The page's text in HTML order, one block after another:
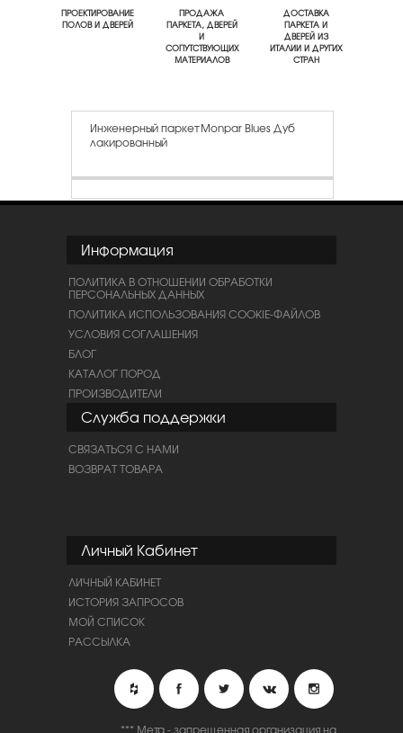
ПРОЕКТИРОВАНИЕ
ПОЛОВ И ДВЕРЕЙ
ПРОДАЖА
ПАРКЕТА, ДВЕРЕЙ
И
СОПУТСТВУЮЩИХ
МАТЕРИАЛОВ
ДОСТАВКА
ПАРКЕТА И
ДВЕРЕЙ ИЗ
ИТАЛИИ И ДРУГИХ
СТРАН
Инженерный паркет Monpar Blues Дуб
лакированный
Информация
ПОЛИТИКА В ОТНОШЕНИИ ОБРАБОТКИ
ПЕРСОНАЛЬНЫХ ДАННЫХ
ПОЛИТИКА ИСПОЛЬЗОВАНИЯ COOKIE-ФАЙЛОВ
УСЛОВИЯ СОГЛАШЕНИЯ
БЛОГ
КАТАЛОГ ПОРОД
ПРОИЗВОДИТЕЛИ
Служба поддержки
СВЯЗАТЬСЯ С НАМИ
ВОЗВРАТ ТОВАРА
Личный Кабинет
ЛИЧНЫЙ КАБИНЕТ
ИСТОРИЯ ЗАПРОСОВ
МОЙ СПИСОК
РАССЫЛКА
*** Мета - запрещенная организация на